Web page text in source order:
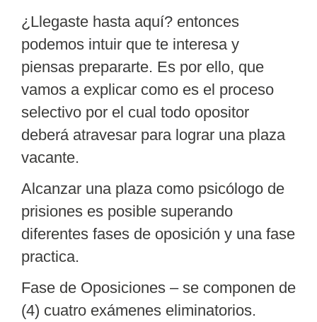
¿Llegaste hasta aquí? entonces
podemos intuir que te interesa y
piensas prepararte. Es por ello, que
vamos a explicar como es el proceso
selectivo por el cual todo opositor
deberá atravesar para lograr una plaza
vacante.
Alcanzar una plaza como psicólogo de
prisiones es posible superando
diferentes fases de oposición y una fase
practica.
Fase de Oposiciones – se componen de
(4) cuatro exámenes eliminatorios.